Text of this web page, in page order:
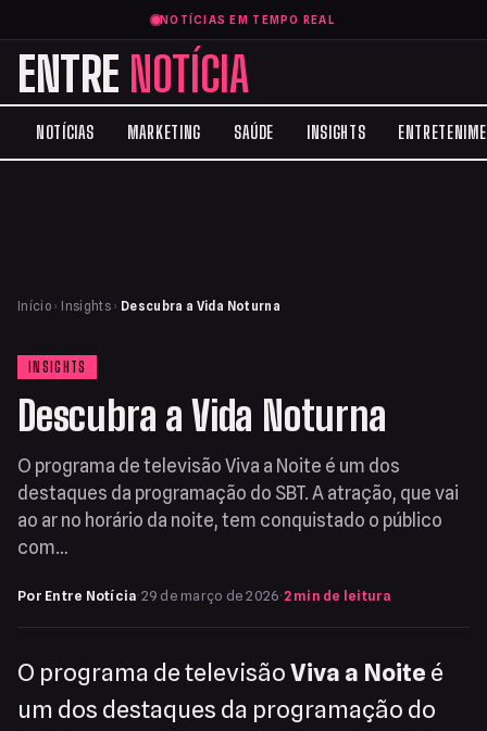
NOTÍCIAS EM TEMPO REAL
ENTRE NOTÍCIA
NOTÍCIAS MARKETING SAÚDE INSIGHTS
Início › Insights › Descubra a Vida Noturna
INSIGHTS
Descubra a Vida Noturna
O programa de televisão Viva a Noite é um dos
destaques da programação do SBT. A atração, que vai
ao ar no horário da noite, tem conquistado o público
com…
Por Entre Notícia·29 de março de 2026·2 min de leitura
O programa de televisãoViva a Noite é
um dos destaques da programação do